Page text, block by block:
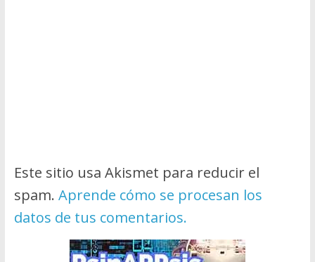
Este sitio usa Akismet para reducir el
spam. Aprende cómo se procesan los
datos de tus comentarios.